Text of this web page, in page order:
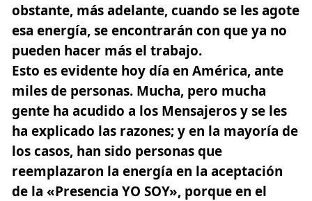
obstante, más adelante, cuando se les agote
esa energía, se encontrarán con que ya no
pueden hacer más el trabajo.
Esto es evidente hoy día en América, ante
miles de personas. Mucha, pero mucha
gente ha acudido a los Mensajeros y se les
ha explicado las razones; y en la mayoría de
los casos, han sido personas que
reemplazaron la energía en la aceptación
de la «Presencia YO SOY», porque en el